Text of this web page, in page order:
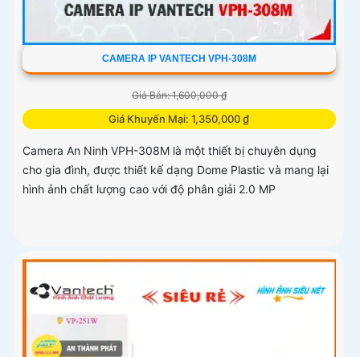
CAMERA IP VANTECH VPH-308M
Giá Bán: 1,600,000 ₫
Giá Khuyến Mại: 1,350,000 ₫
Camera An Ninh VPH-308M là một thiết bị chuyên dụng
cho gia đình, được thiết kế dạng Dome Plastic và mang lại
hình ảnh chất lượng cao với độ phân giải 2.0 MP